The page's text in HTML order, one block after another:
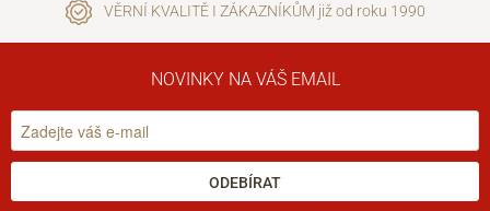
VĚRNÍ KVALITĚ I ZÁKAZNÍKŮM již od roku 1990
NOVINKY NA VÁŠ EMAIL
ODEBÍRAT